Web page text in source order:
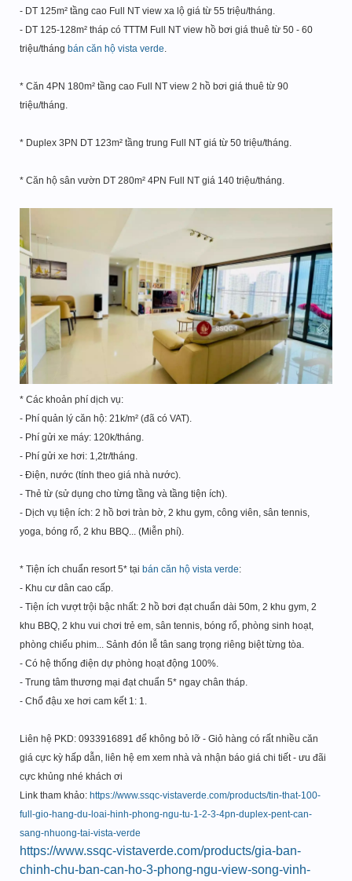
- DT 125m² tầng cao Full NT view xa lộ giá từ 55 triệu/tháng.
- DT 125-128m² tháp có TTTM Full NT view hồ bơi giá thuê từ 50 - 60
triệu/tháng bán căn hộ vista verde.
* Căn 4PN 180m² tầng cao Full NT view 2 hồ bơi giá thuê từ 90
triệu/tháng.
* Duplex 3PN DT 123m² tầng trung Full NT giá từ 50 triệu/tháng.
* Căn hộ sân vườn DT 280m² 4PN Full NT giá 140 triệu/tháng.
* Các khoản phí dịch vụ:
- Phí quản lý căn hộ: 21k/m² (đã có VAT).
- Phí gửi xe máy: 120k/tháng.
- Phí gửi xe hơi: 1,2tr/tháng.
- Điện, nước (tính theo giá nhà nước).
- Thẻ từ (sử dụng cho từng tầng và tầng tiện ích).
- Dịch vụ tiện ích: 2 hồ bơi tràn bờ, 2 khu gym, công viên, sân tennis,
yoga, bóng rổ, 2 khu BBQ... (Miễn phí).
* Tiện ích chuẩn resort 5* tại bán căn hộ vista verde:
- Khu cư dân cao cấp.
- Tiện ích vượt trội bậc nhất: 2 hồ bơi đạt chuẩn dài 50m, 2 khu gym, 2
khu BBQ, 2 khu vui chơi trẻ em, sân tennis, bóng rổ, phòng sinh hoạt,
phòng chiếu phim... Sảnh đón lễ tân sang trọng riêng biệt từng tòa.
- Có hệ thống điện dự phòng hoạt động 100%.
- Trung tâm thương mại đạt chuẩn 5* ngay chân tháp.
- Chổ đậu xe hơi cam kết 1: 1.
Liên hệ PKD: 0933916891 để không bỏ lỡ - Giỏ hàng có rất nhiều căn
giá cực kỳ hấp dẫn, liên hệ em xem nhà và nhận báo giá chi tiết - ưu đãi
cực khủng nhé khách ơi
Link tham khảo: https://www.ssqc-vistaverde.com/products/tin-that-100-
full-gio-hang-du-loai-hinh-phong-ngu-tu-1-2-3-4pn-duplex-pent-can-
sang-nhuong-tai-vista-verde
https://www.ssqc-vistaverde.com/products/gia-ban-
chinh-chu-ban-can-ho-3-phong-ngu-view-song-vinh-